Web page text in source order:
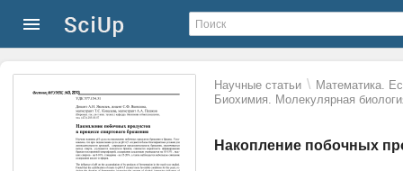
Научные статьи \ Математика.
Биохимия. Молекулярная
Накопление побочных